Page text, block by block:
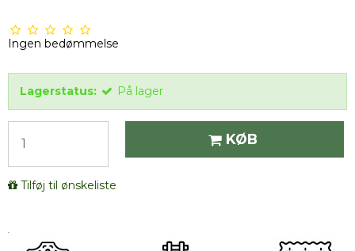
Ingen bedømmelse
Lagerstatus: På lager
KØB
Tilføj til ønskeliste